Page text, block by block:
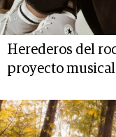
Herederos del
proyecto musical